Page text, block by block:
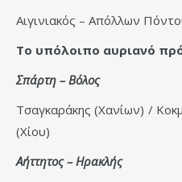
Αιγινιακός – Απόλλων
Το υπόλοιπο αυριανό
Σπάρτη – Βόλος
Τσαγκαράκης (Χανίων) /
(Χίου)
Αήττητος – Ηρακλής